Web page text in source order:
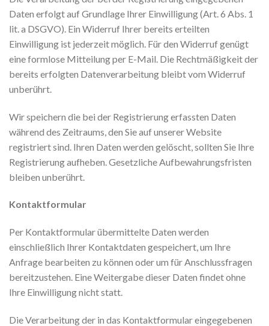
Daten erfolgt auf Grundlage Ihrer Einwilligung (Art. 6 Abs. 1
lit. a DSGVO). Ein Widerruf Ihrer bereits erteilten
Einwilligung ist jederzeit möglich. Für den Widerruf genügt
eine formlose Mitteilung per E-Mail. Die Rechtmäßigkeit der
bereits erfolgten Datenverarbeitung bleibt vom Widerruf
unberührt.
Wir speichern die bei der Registrierung erfassten Daten
während des Zeitraums, den Sie auf unserer Website
registriert sind. Ihren Daten werden gelöscht, sollten Sie Ihre
Registrierung aufheben. Gesetzliche Aufbewahrungsfristen
bleiben unberührt.
Kontaktformular
Per Kontaktformular übermittelte Daten werden
einschließlich Ihrer Kontaktdaten gespeichert, um Ihre
Anfrage bearbeiten zu können oder um für Anschlussfragen
bereitzustehen. Eine Weitergabe dieser Daten findet ohne
Ihre Einwilligung nicht statt.
Die Verarbeitung der in das Kontaktformular eingegebenen